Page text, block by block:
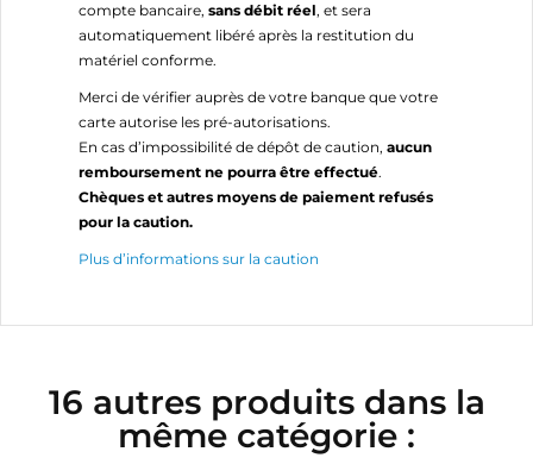
compte bancaire, sans débit réel, et sera
automatiquement libéré après la restitution du
matériel conforme.
Merci de vérifier auprès de votre banque que votre
carte autorise les pré-autorisations.
En cas d’impossibilité de dépôt de caution, aucun
remboursement ne pourra être effectué.
Chèques et autres moyens de paiement refusés
pour la caution.
Plus d’informations sur la caution
16 autres produits dans la
même catégorie :